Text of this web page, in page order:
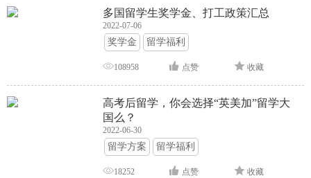
多国留学生奖学金、打工政策汇总
2022-07-06
奖学金 留学福利
108958 点赞 收藏
高考后留学，你会选择“英美加”留学大
国么？
2022-06-30
留学方案 留学福利
18252 点赞 收藏